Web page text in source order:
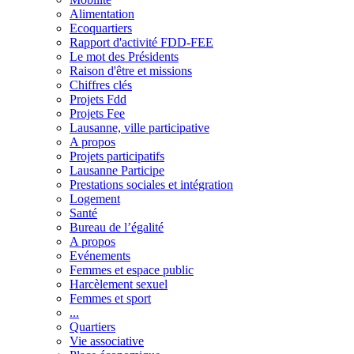
Alimentation
Ecoquartiers
Rapport d'activité FDD-FEE
Le mot des Présidents
Raison d'être et missions
Chiffres clés
Projets Fdd
Projets Fee
Lausanne, ville participative
A propos
Projets participatifs
Lausanne Participe
Prestations sociales et intégration
Logement
Santé
Bureau de l’égalité
A propos
Evénements
Femmes et espace public
Harcèlement sexuel
Femmes et sport
...
Quartiers
Vie associative